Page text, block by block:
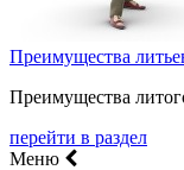
Преимущества
Преимущества
перейти в раздел
Меню